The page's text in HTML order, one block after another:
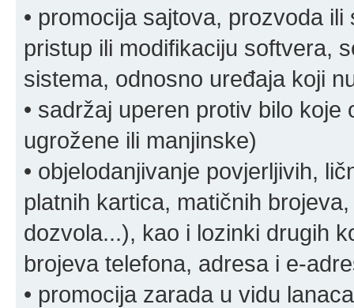
• promocija sajtova, prozvoda
pristup ili modifikaciju softvera,
sistema, odnosno uređaja koji
• sadržaj uperen protiv bilo
ugrožene ili manjinske)
• objelodanjivanje povjerljivih,
platnih kartica, matičnih
dozvola...), kao i lozinki drugih
brojeva telefona, adresa i e-
• promocija zarada u vidu